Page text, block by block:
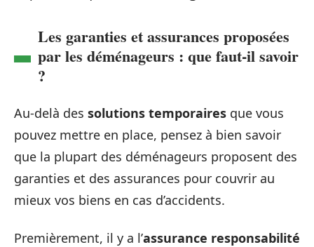
Les garanties et assurances proposées
par les déménageurs : que faut-il savoir
?
Au-delà des solutions temporaires que vous
pouvez mettre en place, pensez à bien savoir
que la plupart des déménageurs proposent des
garanties et des assurances pour couvrir au
mieux vos biens en cas d’accidents.
Premièrement, il y a l’assurance responsabilité